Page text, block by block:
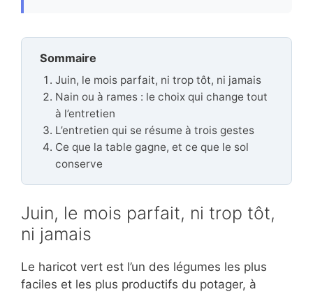
Sommaire
Juin, le mois parfait, ni trop tôt, ni jamais
Nain ou à rames : le choix qui change tout
à l’entretien
L’entretien qui se résume à trois gestes
Ce que la table gagne, et ce que le sol
conserve
Juin, le mois parfait, ni trop tôt,
ni jamais
Le haricot vert est l’un des légumes les plus
faciles et les plus productifs du potager, à